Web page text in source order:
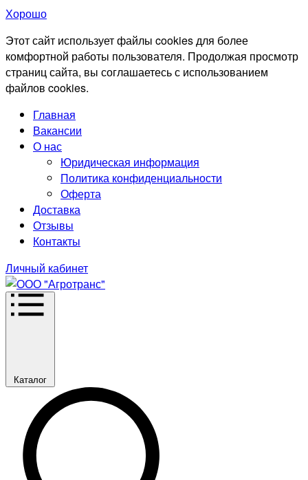
Хорошо
Этот сайт использует файлы cookies для более
комфортной работы пользователя. Продолжая просмотр
страниц сайта, вы соглашаетесь с использованием
файлов cookies.
Главная
Вакансии
О нас
Юридическая информация
Политика конфиденциальности
Оферта
Доставка
Отзывы
Контакты
Личный кабинет
Каталог